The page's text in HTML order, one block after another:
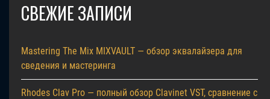
СВЕЖИЕ ЗАПИСИ
Mastering The Mix MIXVAULT — обзор эквалайзера для
сведения и мастеринга
Rhodes Clav Pro — полный обзор Clavinet VST, сравнение с